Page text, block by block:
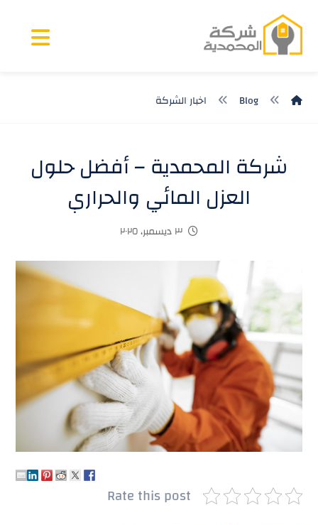
Blog اخبار الشركة
شركة المحمدية – أفضل حلول
العزل المائي والحراري
٣ ديسمبر، ٢٠٢٥
Rate this post